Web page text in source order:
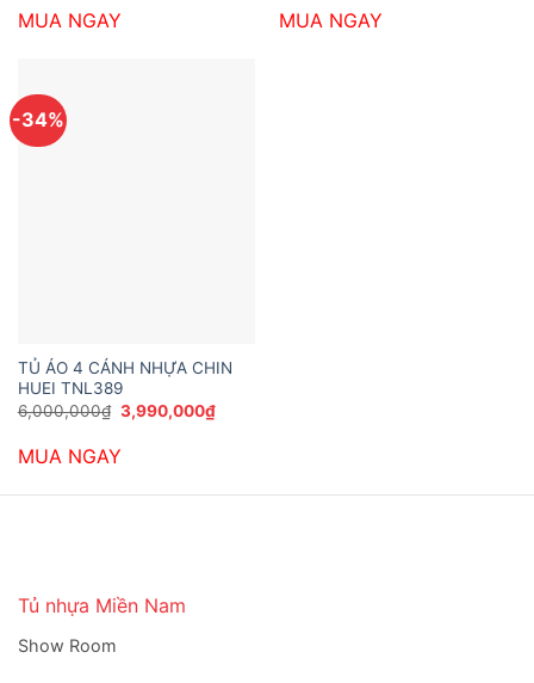
5,200,000₫.
3,600,000₫.
MUA NGAY
5,600,000₫.
MUA NGAY
-34%
TỦ ÁO 4 CÁNH NHỰA CHIN
HUEI TNL389
6,000,000₫ Giá
gốc
6,000,000₫.
3,990,000₫Giá
hiện
MUA NGAY
Tủ nhựa Miền Nam
Show Room